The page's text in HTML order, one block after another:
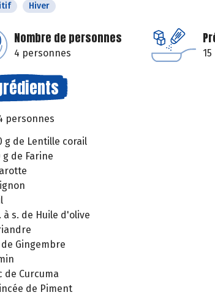
Hiver
Nombre de personnes
4 personnes
personnes
g de Lentille corail
g de Farine
à s. de Huile d'olive
de Gingembre
de Curcuma
de Piment